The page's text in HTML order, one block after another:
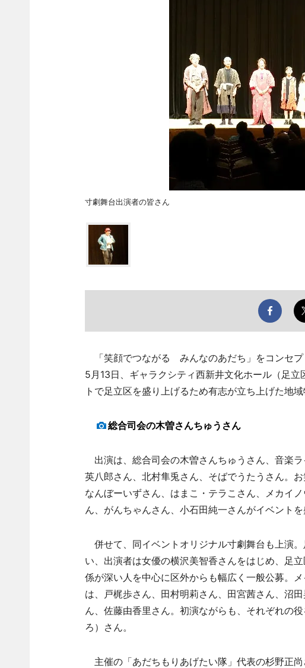
寸劇舞台出演者の皆さん
「笑顔でつながる みんなのあだち」をコンセプ
5月13日、ギャラクシティ西新井文化ホール（足
トで足立区を盛り上げるため有志が立ち上げた地
総合司会の木曽さんちゅうさん
出演は、総合司会の木曽さんちゅうさん、音楽
英八郎さん、北村隼兎さん、そばでうたうさん。
なんぼーいずさん、はまこ・テラこさん、メカイ
ん、がんちゃんさん、小石田純一さんがイベントを
併せて、同イベントオリジナル寸劇舞台も上演
い、出演者は女優の横沢美智香さんをはじめ、足
係が深い人を中心に区外からも幅広く一般公募。
は、戸梶歩さん、田村明莉さん、田宮茜さん、沼
ん、佐藤由香里さん。初演ながらも、それぞれの
ろ）さん。
主催の「あだちもりあげたい隊」代表の杉野正